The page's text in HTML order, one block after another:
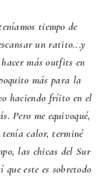
tiempo de
un ratito...y
más outfits en
más para la
haciendo fríito en el
Pero me equivoqué,
tenía calor, terminé
las chicas del Sur
este es sobretodo